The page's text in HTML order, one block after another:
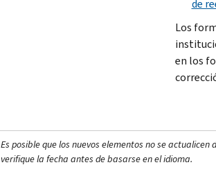
de
Los
en los
Es posible que los nuevos elementos no se actualicen
verifique la fecha antes de basarse en el idioma.